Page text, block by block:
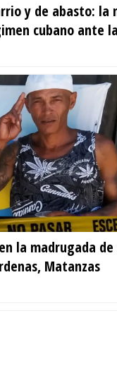
y de abasto: la
cubano ante
la madrugada
Matanzas